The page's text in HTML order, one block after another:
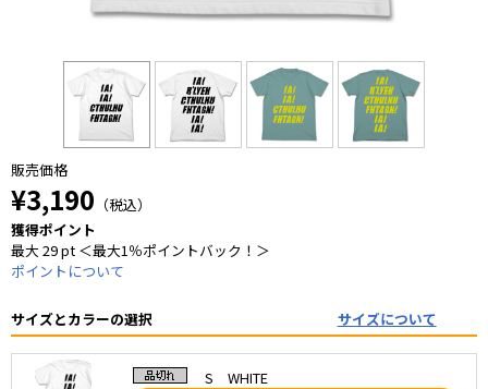
販売価格
¥3,190 （税込）
獲得ポイント
最大 29 pt ＜最大1％ポイントバック！＞
ポイントについて
サイズとカラーの選択 サイズについて
S WHITE